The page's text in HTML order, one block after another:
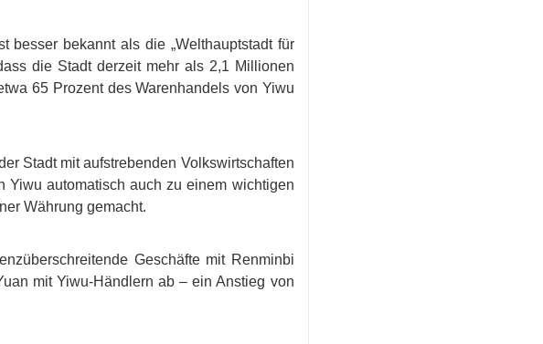
besser bekannt als die „Welthauptstadt für
die Stadt derzeit mehr als 2,1 Millionen
65 Prozent des Warenhandels von Yiwu
Stadt mit aufstrebenden Volkswirtschaften
Yiwu automatisch auch zu einem wichtigen
Währung gemacht.
Geschäfte mit Renminbi
mit Yiwu-Händlern ab – ein Anstieg von